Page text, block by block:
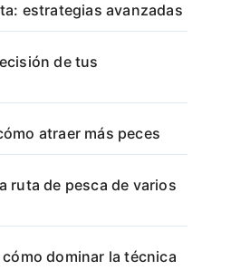
estrategias avanzadas
de tus
atraer más peces
ruta de pesca de varios
dominar la técnica